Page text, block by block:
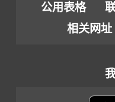
公用表格
相关网址